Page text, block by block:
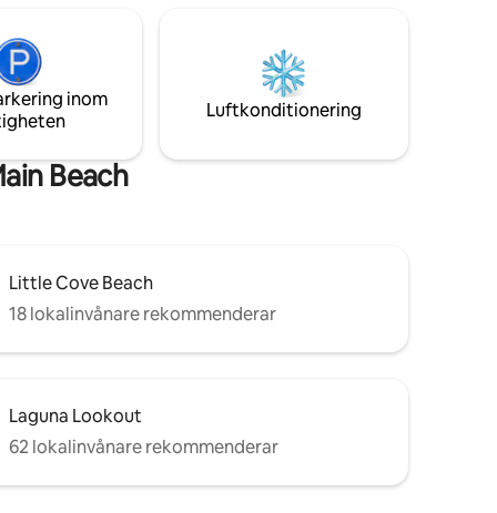
av!
inom
Luftkonditionering
Beach
Little Cove Beach
18 lokalinvånare rekommenderar
Laguna Lookout
62 lokalinvånare rekommenderar